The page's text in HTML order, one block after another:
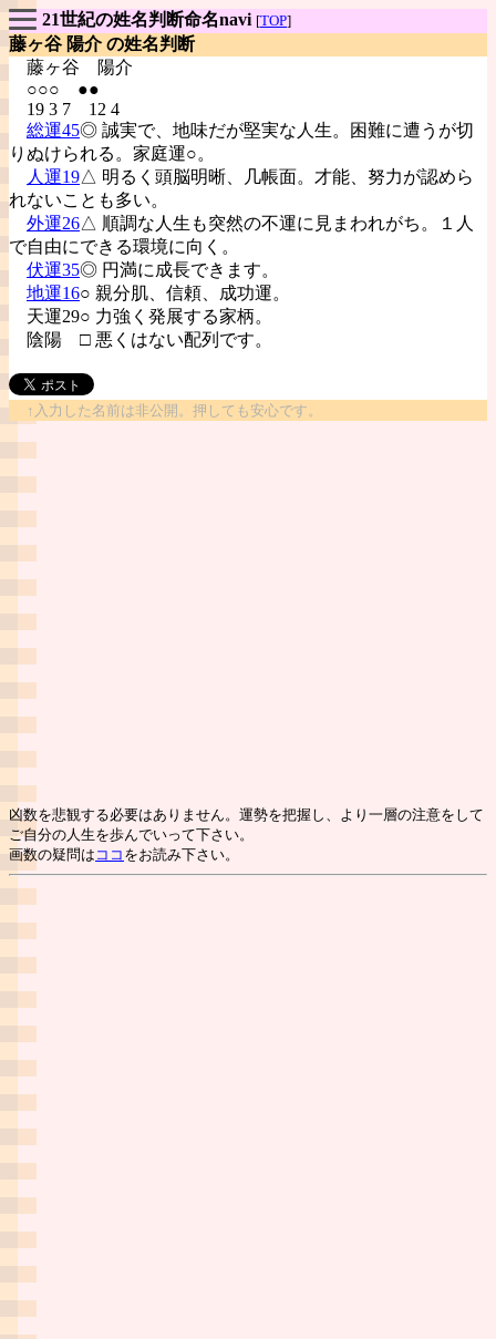
21世紀の姓名判断命名navi [TOP]
藤ヶ谷 陽介 の姓名判断
藤ヶ谷
陽介
○○○ ●●
19 3 7 12 4
総運45◎ 誠実で、地味だが堅実な人生。困難に遭うが切
りぬけられる。家庭運○。
人運19△ 明るく頭脳明晰、几帳面。才能、努力が認めら
れないことも多い。
外運26△ 順調な人生も突然の不運に見まわれがち。１人
で自由にできる環境に向く。
伏運35◎ 円満に成長できます。
地運16○ 親分肌、信頼、成功運。
天運29○ 力強く発展する家柄。
陰陽 □ 悪くはない配列です。
↑入力した名前は非公開。押しても安心です。
凶数を悲観する必要はありません。運勢を把握し、より一層の注意をして
ご自分の人生を歩んでいって下さい。
画数の疑問は ココ をお読み下さい。